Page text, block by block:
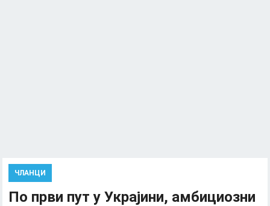
ЧЛАНЦИ
По први пут у Украјини, амбициозни